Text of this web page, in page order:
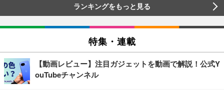
ランキングをもっと見る
特集・連載
【動画レビュー】注目ガジェットを動画で解説！公式Y
ouTubeチャンネル